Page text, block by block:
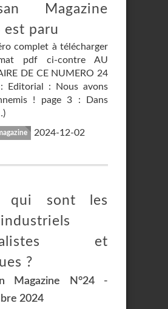
Magazine
est paru
complet à télécharger
pdf ci-contre AU
DE CE NUMERO 24
Editorial : Nous avons
! page 3 : Dans
2024-12-02
qui sont les
et
?
Magazine N°24 -
2024